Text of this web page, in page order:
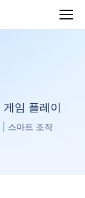
임 플레이
스마트 조작